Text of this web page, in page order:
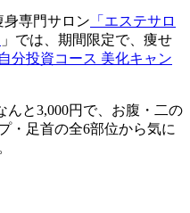
専門サロン 「エステサロ
」では、期間限定で、痩せ
自分投資コース 美化キャン
んと3,000円 で、お腹・二の
・足首の全6部位から気に